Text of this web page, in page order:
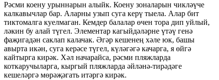
Рәсми коену урыннарын алыйк. Коену зоналарын чикләүче
калкавычлар бар. Аларны узып суга керү тыела. Алар бит
тиктомалга куелмаган. Кемдер балалар өчен тора дип уйлый,
ләкин бу алай түгел. Элементар кагыйдәләрне үтәү генә
фаҗигадән саклап калачак. Әгәр кешенең хәле юк, башы
авырта икән, суга керәсе түгел, күләгәгә качарга, я өйгә
кайтырга кирәк. Хәл начарайса, рәсми пляжларда
коткаручыларга, кыргый пляжларда әйләнә-тирәдәге
кешеләргә мөрәҗәгать итәргә кирәк.